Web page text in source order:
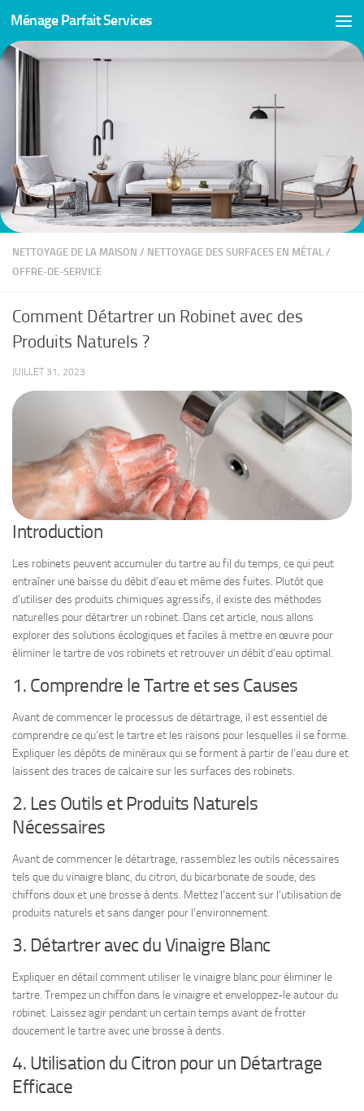
Skip to content
Ménage Parfait Services
NETTOYAGE DE LA MAISON / NETTOYAGE DES SURFACES EN MÉTAL /
OFFRE-DE-SERVICE
Comment Détartrer un Robinet avec des
Produits Naturels ?
JUILLET 31, 2023
Introduction
Les robinets peuvent accumuler du tartre au fil du temps, ce qui peut
entraîner une baisse du débit d’eau et même des fuites. Plutôt que
d’utiliser des produits chimiques agressifs, il existe des méthodes
naturelles pour détartrer un robinet. Dans cet article, nous allons
explorer des solutions écologiques et faciles à mettre en œuvre pour
éliminer le tartre de vos robinets et retrouver un débit d’eau optimal.
1. Comprendre le Tartre et ses Causes
Avant de commencer le processus de détartrage, il est essentiel de
comprendre ce qu’est le tartre et les raisons pour lesquelles il se forme.
Expliquer les dépôts de minéraux qui se forment à partir de l’eau dure et
laissent des traces de calcaire sur les surfaces des robinets.
2. Les Outils et Produits Naturels
Nécessaires
Avant de commencer le détartrage, rassemblez les outils nécessaires
tels que du vinaigre blanc, du citron, du bicarbonate de soude, des
chiffons doux et une brosse à dents. Mettez l’accent sur l’utilisation de
produits naturels et sans danger pour l’environnement.
3. Détartrer avec du Vinaigre Blanc
Expliquer en détail comment utiliser le vinaigre blanc pour éliminer le
tartre. Trempez un chiffon dans le vinaigre et enveloppez-le autour du
robinet. Laissez agir pendant un certain temps avant de frotter
doucement le tartre avec une brosse à dents.
4. Utilisation du Citron pour un Détartrage
Efficace